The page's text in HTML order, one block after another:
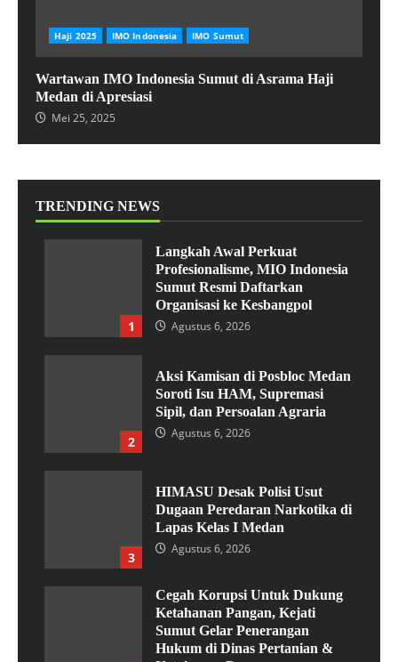
Haji 2025 IMO Indonesia IMO Sumut
Wartawan IMO Indonesia Sumut di Asrama Haji
Medan di Apresiasi
Mei 25, 2025
TRENDING NEWS
1
Langkah Awal Perkuat
Profesionalisme, MIO Indonesia
Sumut Resmi Daftarkan
Organisasi ke Kesbangpol
Agustus 6, 2026
2
Aksi Kamisan di Posbloc Medan
Soroti Isu HAM, Supremasi
Sipil, dan Persoalan Agraria
Agustus 6, 2026
3
HIMASU Desak Polisi Usut
Dugaan Peredaran Narkotika di
Lapas Kelas I Medan
Agustus 6, 2026
Cegah Korupsi Untuk Dukung
Ketahanan Pangan, Kejati
Sumut Gelar Penerangan
Hukum di Dinas Pertanian &